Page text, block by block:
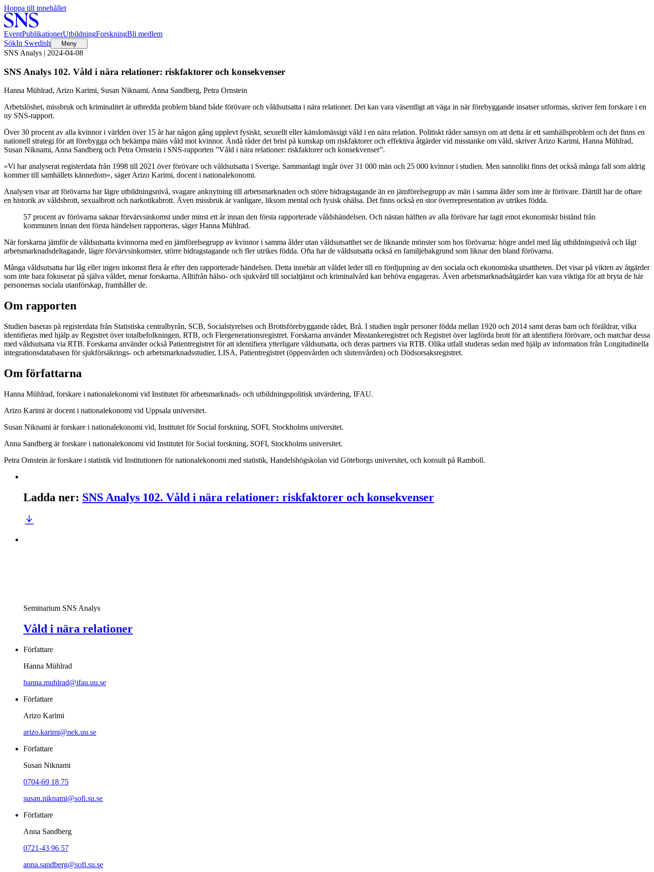
Hoppa till innehållet
EventPublikationerUtbildningForskningBli medlem
SökIn Swedish Meny
SNS Analys | 2024-04-08
SNS Analys 102. Våld i nära relationer: riskfaktorer och konsekvenser
Hanna Mühlrad, Arizo Karimi, Susan Niknami, Anna Sandberg, Petra Ornstein
Arbetslöshet, missbruk och kriminalitet är utbredda problem bland både förövare och våldsutsatta i nära relationer. Det kan vara väsentligt att väga in när förebyggande insatser utformas, skriver fem forskare i en
ny SNS-rapport.
Över 30 procent av alla kvinnor i världen över 15 år har någon gång upplevt fysiskt, sexuellt eller känslomässigt våld i en nära relation. Politiskt råder samsyn om att detta är ett samhällsproblem och det finns en
nationell strategi för att förebygga och bekämpa mäns våld mot kvinnor. Ändå råder det brist på kunskap om riskfaktorer och effektiva åtgärder vid misstanke om våld, skriver Arizo Karimi, Hanna Mühlrad,
Susan Niknami, Anna Sandberg och Petra Ornstein i SNS-rapporten ”Våld i nära relationer: riskfaktorer och konsekvenser”.
»Vi har analyserat registerdata från 1998 till 2021 över förövare och våldsutsatta i Sverige. Sammanlagt ingår över 31 000 män och 25 000 kvinnor i studien. Men sannolikt finns det också många fall som aldrig
kommer till samhällets kännedom«, säger Arizo Karimi, docent i nationalekonomi.
Analysen visar att förövarna har lägre utbildningsnivå, svagare anknytning till arbetsmarknaden och större bidragstagande än en jämförelsegrupp av män i samma ålder som inte är förövare. Därtill har de oftare
en historik av våldsbrott, sexualbrott och narkotikabrott. Även missbruk är vanligare, liksom mental och fysisk ohälsa. Det finns också en stor överrepresentation av utrikes födda.
57 procent av förövarna saknar förvärvsinkomst under minst ett år innan den första rapporterade våldshändelsen. Och nästan hälften av alla förövare har tagit emot ekonomiskt bistånd från
kommunen innan den första händelsen rapporteras, säger Hanna Mühlrad.
När forskarna jämför de våldsutsatta kvinnorna med en jämförelsegrupp av kvinnor i samma ålder utan våldsutsatthet ser de liknande mönster som hos förövarna: högre andel med låg utbildningsnivå och lågt
arbetsmarknadsdeltagande, lägre förvärvsinkomster, större bidragstagande och fler utrikes födda. Ofta har de våldsutsatta också en familjebakgrund som liknar den bland förövarna.
Många våldsutsatta har låg eller ingen inkomst flera år efter den rapporterade händelsen. Detta innebär att våldet leder till en fördjupning av den sociala och ekonomiska utsattheten. Det visar på vikten av åtgärder
som inte bara fokuserar på själva våldet, menar forskarna. Alltifrån hälso- och sjukvård till socialtjänst och kriminalvård kan behöva engageras. Även arbetsmarknadsåtgärder kan vara viktiga för att bryta de här
personernas sociala utanförskap, framhåller de.
Om rapporten
Studien baseras på registerdata från Statistiska centralbyrån, SCB, Socialstyrelsen och Brottsförebyggande rådet, Brå. I studien ingår personer födda mellan 1920 och 2014 samt deras barn och föräldrar, vilka
identifieras med hjälp av Registret över totalbefolkningen, RTB, och Flergenerationsregistret. Forskarna använder Misstankeregistret och Registret över lagförda brott för att identifiera förövare, och matchar dessa
med våldsutsatta via RTB. Forskarna använder också Patientregistret för att identifiera ytterligare våldsutsatta, och deras partners via RTB. Olika utfall studeras sedan med hjälp av information från Longitudinella
integrationsdatabasen för sjukförsäkrings- och arbetsmarknadsstudier, LISA, Patientregistret (öppenvården och slutenvården) och Dödsorsaksregistret.
Om författarna
Hanna Mühlrad, forskare i nationalekonomi vid Institutet för arbetsmarknads- och utbildningspolitisk utvärdering, IFAU.
Arizo Karimi är docent i nationalekonomi vid Uppsala universitet.
Susan Niknami är forskare i nationalekonomi vid, Institutet för Social forskning, SOFI, Stockholms universitet.
Anna Sandberg är forskare i nationalekonomi vid Institutet för Social forskning, SOFI, Stockholms universitet.
Petra Ornstein är forskare i statistik vid Institutionen för nationalekonomi med statistik, Handelshögskolan vid Göteborgs universitet, och konsult på Ramboll.
Ladda ner: SNS Analys 102. Våld i nära relationer: riskfaktorer och konsekvenser
Seminarium SNS Analys
Våld i nära relationer
Författare
Hanna Mühlrad
hanna.muhlrad@ifau.uu.se
Författare
Arizo Karimi
arizo.karimi@nek.uu.se
Författare
Susan Niknami
0704-69 18 75
susan.niknami@sofi.su.se
Författare
Anna Sandberg
0721-43 96 57
anna.sandberg@sofi.su.se